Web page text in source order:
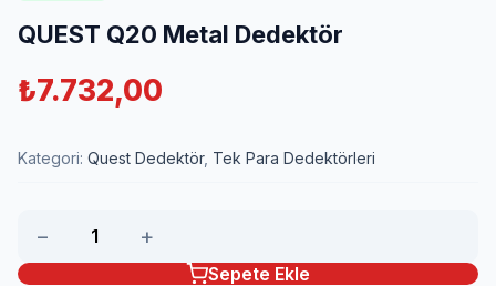
QUEST Q20 Metal Dedektör
₺7.732,00
Kategori: Quest Dedektör, Tek Para Dedektörleri
− +
Sepete Ekle